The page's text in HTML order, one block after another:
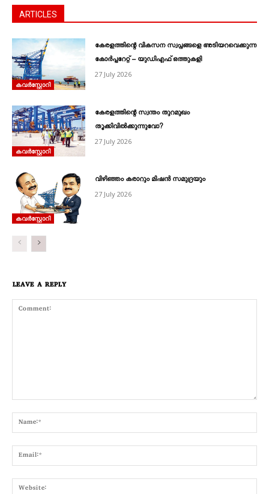
ARTICLES
കവര്‍സ്റ്റോറി
കേരളത്തിന്റെ വികസന സ്വപ്നങ്ങളെ അടിയറവെക്കുന്ന
കോർപ്പറേറ്റ് – യുഡിഎഫ് ഒത്തുകളി
27 July 2026
കവര്‍സ്റ്റോറി
കേരളത്തിന്റെ സ്വന്തം തുറമുഖം
തൂക്കിവിൽക്കുന്നുവോ?
27 July 2026
കവര്‍സ്റ്റോറി
വിഴിഞ്ഞം കരാറും മിഷൻ സമുദ്രയും
27 July 2026
LEAVE A REPLY